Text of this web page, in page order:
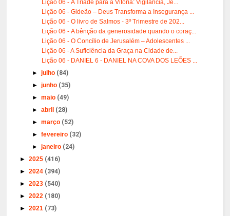
Lição 06 - A Tríade para a Vitória: Vigilância, Je...
Lição 06 - Gideão – Deus Transforma a Insegurança ...
Lição 06 - O livro de Salmos - 3º Trimestre de 202...
Lição 06 - A bênção da generosidade quando o coraç...
Lição 06 - O Concílio de Jerusalém – Adolescentes ...
Lição 06 - A Suficiência da Graça na Cidade de...
Lição 06 - DANIEL 6 - DANIEL NA COVA DOS LEÕES ...
►julho (84)
►junho (35)
►maio (49)
►abril (28)
►março (52)
►fevereiro (32)
►janeiro (24)
►2025 (416)
►2024 (394)
►2023 (540)
►2022 (180)
►2021 (73)